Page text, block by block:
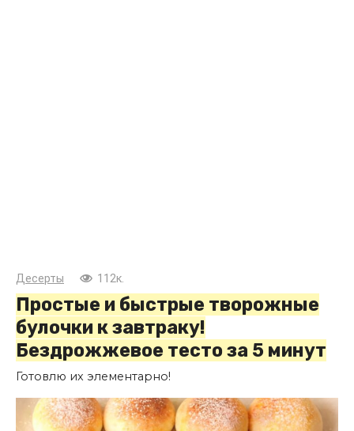
Десерты 112к.
Простые и быстрые творожные
булочки к завтраку!
Бездрожжевое тесто за 5 минут
Готовлю их элементарно!